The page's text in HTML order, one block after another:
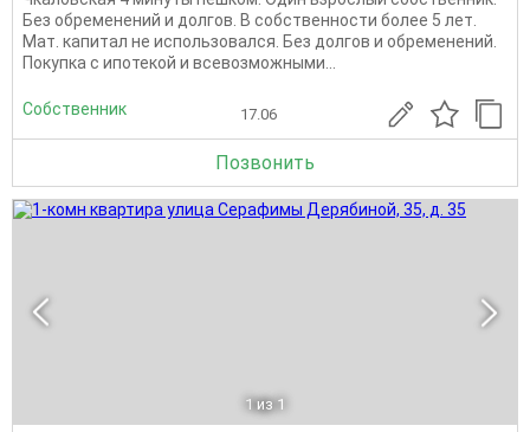
Без обременений и долгов. В собственности более 5 лет.
Мат. капитал не использовался. Без долгов и обременений.
Покупка с ипотекой и всевозможными...
Собственник 17.06
Позвонить
1 из 1